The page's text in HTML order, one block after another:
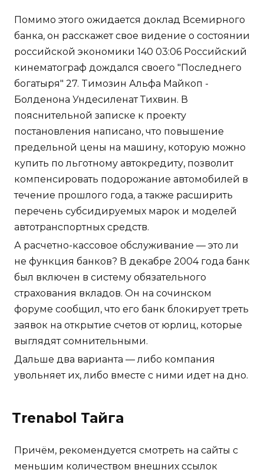
Помимо этого ожидается доклад Всемирного
банка, он расскажет свое видение о состоянии
российской экономики 140 03:06 Российский
кинематограф дождался своего "Последнего
богатыря" 27. Tимозин Альфа Майкоп -
Болденона Ундесиленат Тихвин. В
пояснительной записке к проекту
постановления написано, что повышение
предельной цены на машину, которую можно
купить по льготному автокредиту, позволит
компенсировать подорожание автомобилей в
течение прошлого года, а также расширить
перечень субсидируемых марок и моделей
автотранспортных средств.
А расчетно-кассовое обслуживание — это ли
не функция банков? В декабре 2004 года банк
был включен в систему обязательного
страхования вкладов. Он на сочинском
форуме сообщил, что его банк блокирует треть
заявок на открытие счетов от юрлиц, которые
выглядят сомнительными.
Дальше два варианта — либо компания
увольняет их, либо вместе с ними идет на дно.
Trenabol Тайга
Причём, рекомендуется смотреть на сайты с
меньшим количеством внешних ссылок